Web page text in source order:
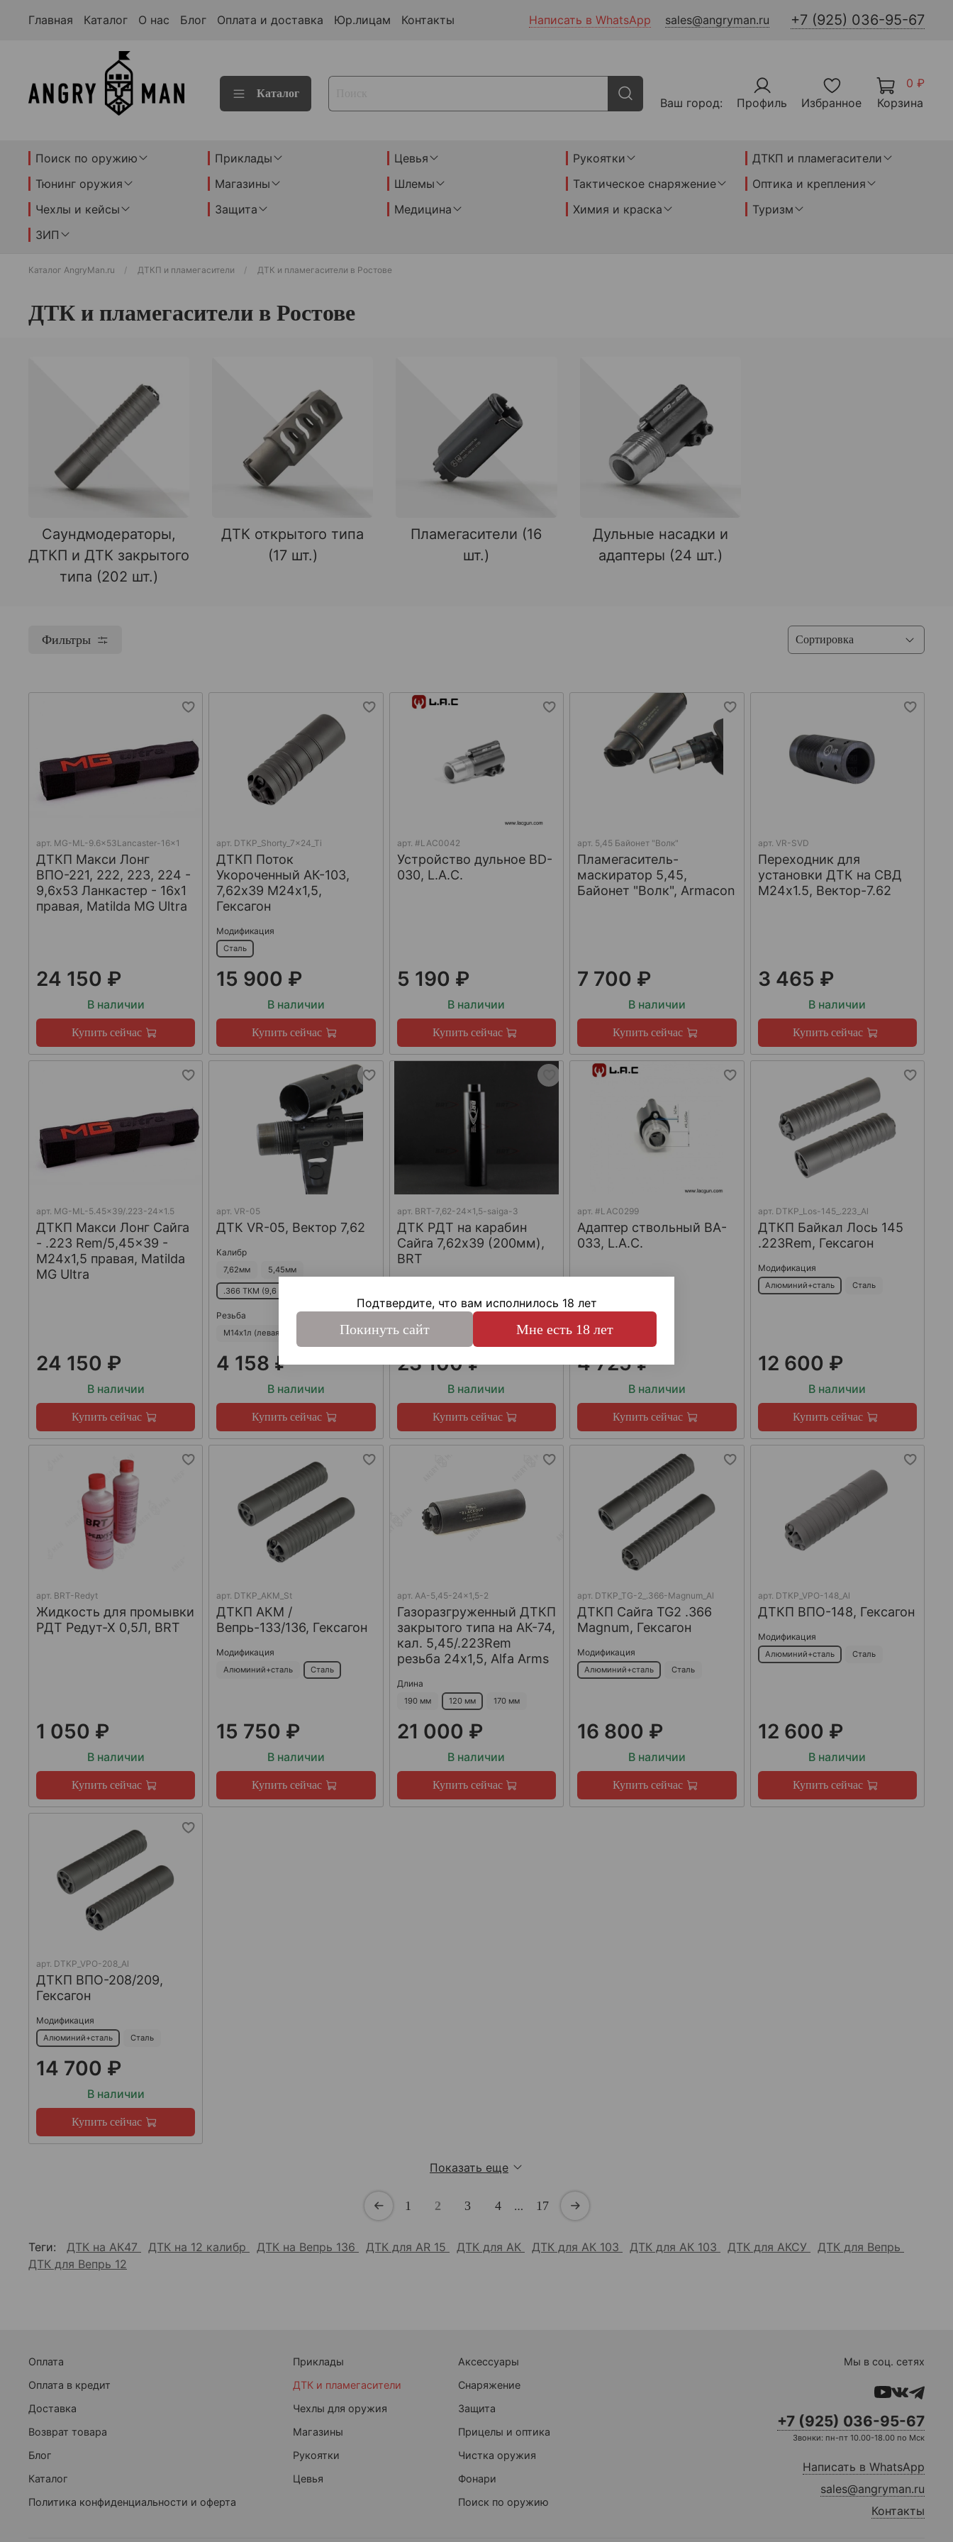
Главная Каталог О нас Блог Оплата и доставка Юр.лицам Контакты Написать в WhatsApp sales@angryman.ru +7 (925) 036-95-67
Каталог
Ваш город: Профиль Избранное
0 ₽
Корзина
Поиск по оружию Приклады Цевья Рукоятки
ДТКП и пламегасители
Тюнинг оружия
Магазины Шлемы Тактическое снаряжение
Оптика и крепления
Чехлы и кейсы
Защита Медицина Химия и краска
Туризм
ЗИП
Каталог AngryMan.ru ДТКП и пламегасители ДТК и пламегасители в Ростове
ДТК и пламегасители в Ростове
Саундмодераторы,
ДТКП и ДТК закрытого
типа (202 шт.)
ДТК открытого типа
(17 шт.)
Пламегасители (16
шт.)
Дульные насадки и
адаптеры (24 шт.)
Фильтры
арт. MG-ML-9.6x53Lancaster-16x1
ДТКП Макси Лонг
ВПО-221, 222, 223, 224 -
9,6x53 Ланкастер - 16x1
правая, Matilda MG Ultra
24 150 ₽
В наличии
Купить сейчас
арт. DTKP_Shorty_7x24_Ti
ДТКП Поток
Укороченный АК-103,
7,62х39 М24х1,5,
Гексагон
Модификация
Сталь
15 900 ₽
В наличии
Купить сейчас
арт. #LAC0042
Устройство дульное BD-
030, L.A.C.
5 190 ₽
В наличии
Купить сейчас
арт. 5,45 Байонет "Волк"
Пламегаситель-
маскиратор 5,45,
Байонет "Волк", Armacon
7 700 ₽
В наличии
Купить сейчас
арт. VR-SVD
Переходник для
установки ДТК на СВД
М24х1.5, Вектор-7.62
3 465 ₽
В наличии
Купить сейчас
арт. MG-ML-5.45x39/.223-24x1.5
ДТКП Макси Лонг Сайга
- .223 Rem/5,45x39 -
М24x1,5 правая, Matilda
MG Ultra
24 150 ₽
В наличии
Купить сейчас
арт.VR-05
ДТК VR-05, Вектор 7,62
Калибр
7,62мм 5,45мм
.366 ТКМ (9,6 мм)
Резьба
М14х1л (левая) М24х1,5 (правая)
4 158 ₽
В наличии
Купить сейчас
арт. BRT-7,62-24x1,5-saiga-3
ДТК РДТ на карабин
Сайга 7,62х39 (200мм),
BRT
23 100 ₽
В наличии
Купить сейчас
арт.#LAC0299
Адаптер ствольный BA-
033, L.A.C.
4 725 ₽
В наличии
Купить сейчас
арт. DTKP_Los-145_.223_Al
ДТКП Байкал Лось 145
.223Rem, Гексагон
Модификация
Алюминий+сталь Сталь
12 600 ₽
В наличии
Купить сейчас
арт. BRT-Redyt
Жидкость для промывки
РДТ Редут-Х 0,5Л, BRT
1 050 ₽
В наличии
Купить сейчас
арт. DTKP_AKM_St
ДТКП АКМ /
Вепрь-133/136, Гексагон
Модификация
Алюминий+сталь Сталь
15 750 ₽
В наличии
Купить сейчас
арт. AA-5,45-24x1,5-2
Газоразгруженный ДТКП
закрытого типа на АК-74,
кал. 5,45/.223Rem
резьба 24х1,5, Alfa Arms
Длина
190 мм 120 мм 170 мм
21 000 ₽
В наличии
Купить сейчас
арт. DTKP_TG-2_.366-Magnum_Al
ДТКП Сайга TG2 .366
Magnum, Гексагон
Модификация
Алюминий+сталь Сталь
16 800 ₽
В наличии
Купить сейчас
арт. DTKP_VPO-148_Al
ДТКП ВПО-148, Гексагон
Модификация
Алюминий+сталь Сталь
12 600 ₽
В наличии
Купить сейчас
арт. DTKP_VPO-208_Al
ДТКП ВПО-208/209,
Гексагон
Модификация
Алюминий+сталь Сталь
14 700 ₽
В наличии
Купить сейчас
Показать еще
1 2 3 4 … 17
Теги: ДТК на АК47 ДТК на 12 калибр ДТК на Вепрь 136 ДТК для AR 15 ДТК для АК ДТК для АК 103 ДТК для АК 103 ДТК для АКСУ
ДТК для Вепрь
ДТК для Вепрь 12
Оплата
Оплата в кредит
Доставка
Возврат товара
Блог
Каталог
Политика конфиденциальности и оферта
Приклады
ДТК и пламегасители
Чехлы для оружия
Магазины
Рукоятки
Цевья
Аксессуары
Снаряжение
Защита
Прицелы и оптика
Чистка оружия
Фонари
Поиск по оружию
Мы в соц. сетях
+7 (925) 036-95-67
Звонки: пн-пт 10.00-18.00 по Мск
Написать в WhatsApp
sales@angryman.ru
Контакты
Подтвердите, что вам исполнилось 18 лет
Покинуть сайт Мне есть 18 лет